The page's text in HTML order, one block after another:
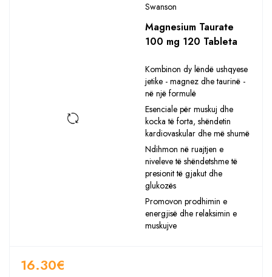
Swanson
Magnesium Taurate
100 mg 120 Tableta
Kombinon dy lëndë ushqyese
jetike - magnez dhe taurinë -
në një formulë
Esenciale për muskuj dhe
kocka të forta, shëndetin
kardiovaskular dhe më shumë
Ndihmon në ruajtjen e
niveleve të shëndetshme të
presionit të gjakut dhe
glukozës
Promovon prodhimin e
energjisë dhe relaksimin e
muskujve
16.30€